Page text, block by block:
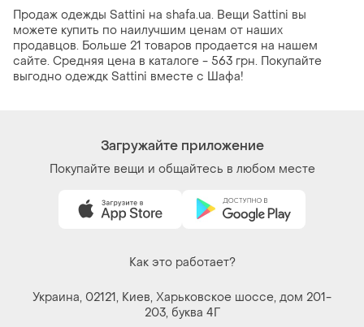
Продаж одежды Sattini на shafa.ua. Вещи Sattini вы
можете купить по наилучшим ценам от наших
продавцов. Больше 21 товаров продается на нашем
сайте. Средняя цена в каталоге - 563 грн. Покупайте
выгодно одеждк Sattini вместе с Шафа!
Загружайте приложение
Покупайте вещи и общайтесь в любом месте
Как это работает?
Украина, 02121, Киев, Харьковское шоссе, дом 201-
203, буква 4Г